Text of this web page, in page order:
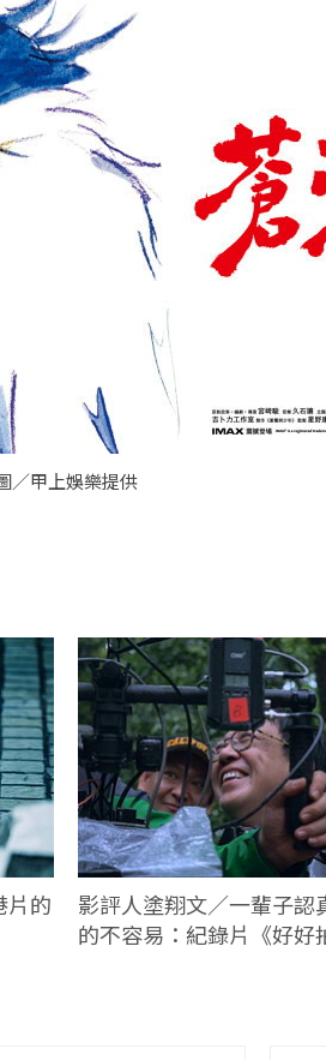
／甲上娛樂提供
片的
影評人塗翔文／一輩子認
的不容易：紀錄片《好好